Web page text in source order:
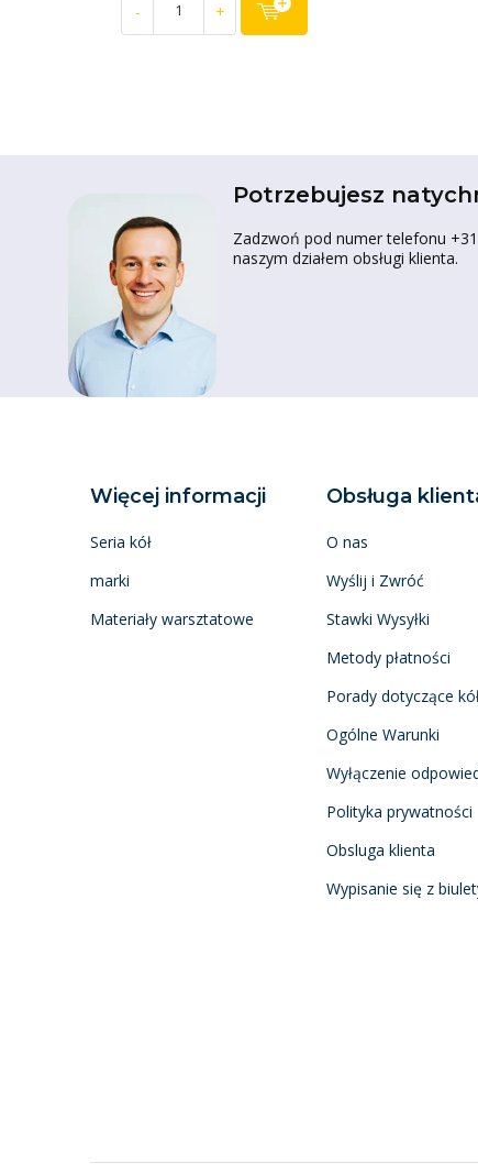
- +
Potrzebujesz
Zadzwoń pod numer telefonu
naszym działem obsługi klienta.
Więcej informacji
Seria kół
marki
Materiały warsztatowe
Obsługa
O nas
Wyślij i Zwróć
Stawki Wysyłki
Metody płatności
Porady dotyczące
Ogólne Warunki
Wyłączenie
Polityka prywatności
Obsluga klienta
Wypisanie się z